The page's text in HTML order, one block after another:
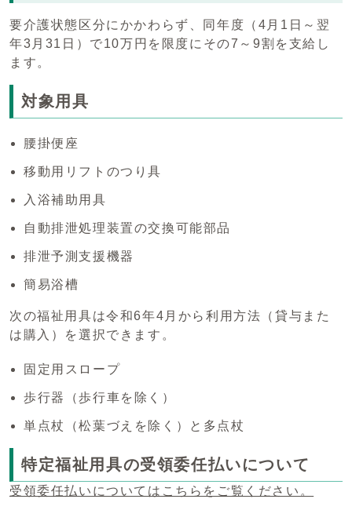
要介護状態区分にかかわらず、同年度（4月1日～翌
年3月31日）で10万円を限度にその7～9割を支給し
ます。
対象用具
腰掛便座
移動用リフトのつり具
入浴補助用具
自動排泄処理装置の交換可能部品
排泄予測支援機器
簡易浴槽
次の福祉用具は令和6年4月から利用方法（貸与また
は購入）を選択できます。
固定用スロープ
歩行器（歩行車を除く）
単点杖（松葉づえを除く）と多点杖
特定福祉用具の受領委任払いについて
受領委任払いについてはこちらをご覧ください。